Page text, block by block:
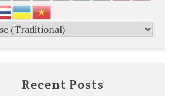
Recent Posts